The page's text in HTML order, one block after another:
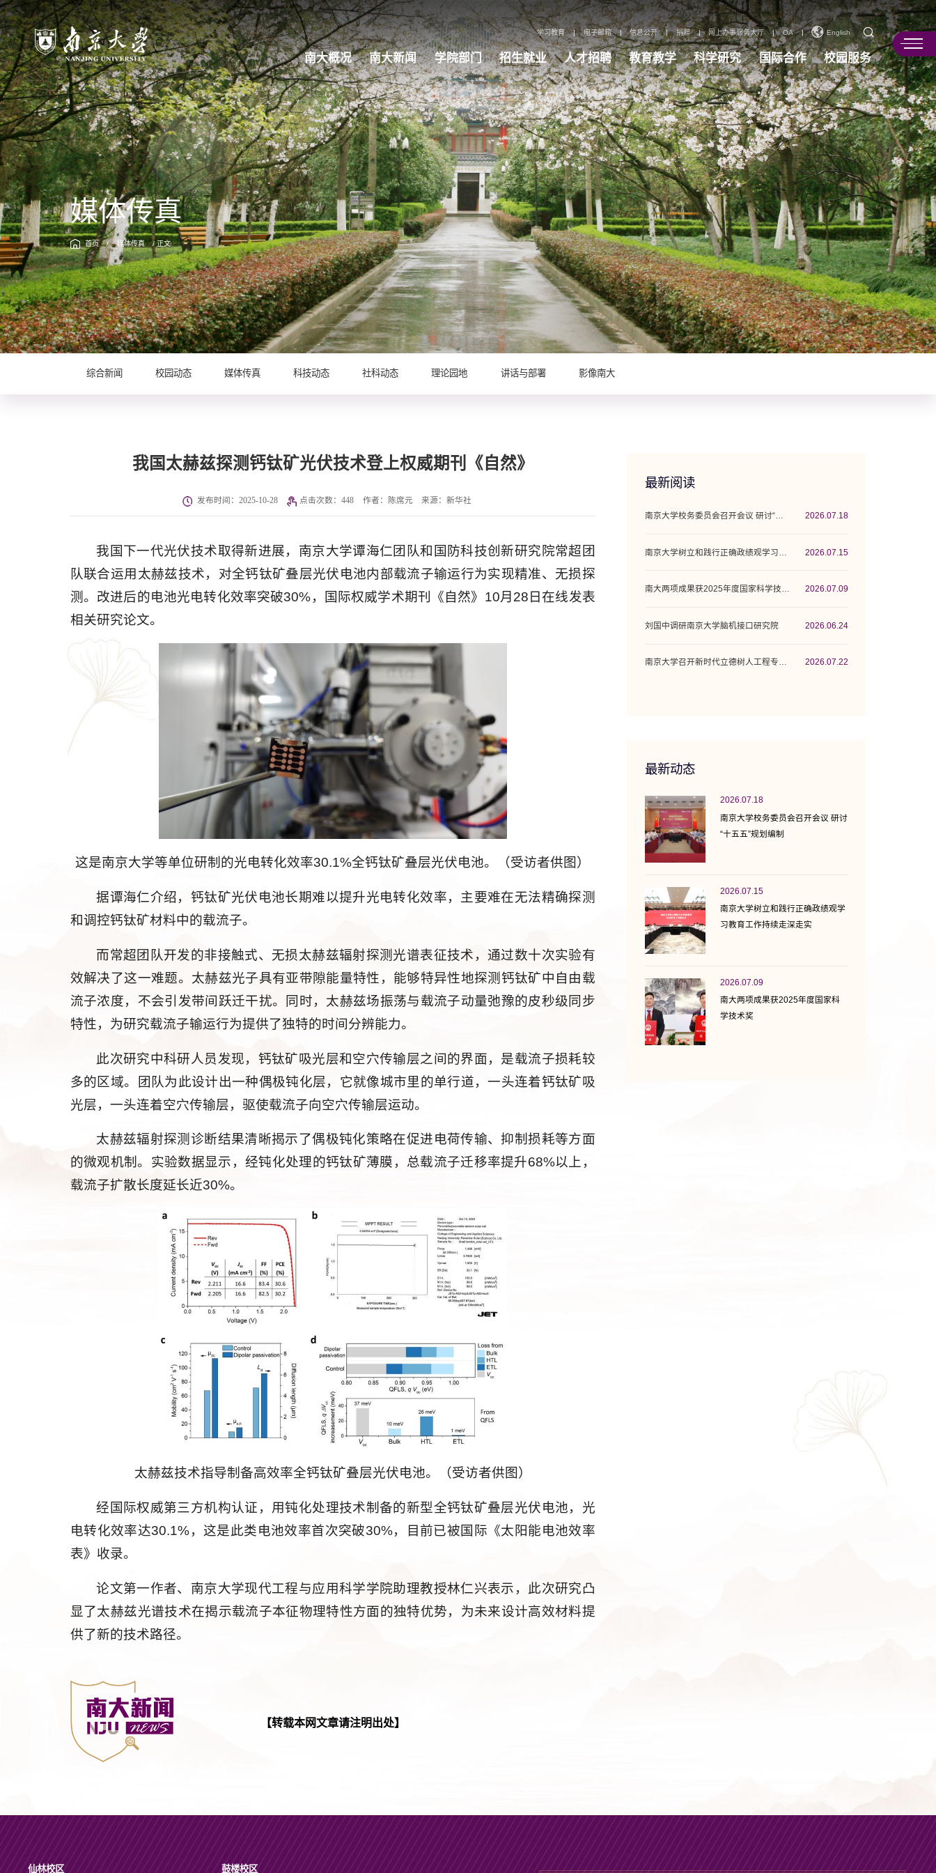
学习教育 | 电子邮箱 | 信息公开 | 捐赠 | 网上办事服务大厅 | OA | English
南大概况 南大新闻 学院部门 招生就业 人才招聘 教育教学 科学研究 国际合作 校园服务
媒体传真
首页 / 媒体传真 / 正文
综合新闻 校园动态 媒体传真 科技动态 社科动态 理论园地 讲话与部署 影像南大
我国太赫兹探测钙钛矿光伏技术登上权威期刊《自然》
发布时间：2025-10-28 点击次数：448 作者：陈席元 来源：新华社
我国下一代光伏技术取得新进展，南京大学谭海仁团队和国防科技创新研究院常超团
队联合运用太赫兹技术，对全钙钛矿叠层光伏电池内部载流子输运行为实现精准、无损探
测。改进后的电池光电转化效率突破30%，国际权威学术期刊《自然》10月28日在线发表
相关研究论文。
这是南京大学等单位研制的光电转化效率30.1%全钙钛矿叠层光伏电池。（受访者供图）
据谭海仁介绍，钙钛矿光伏电池长期难以提升光电转化效率，主要难在无法精确探测
和调控钙钛矿材料中的载流子。
而常超团队开发的非接触式、无损太赫兹辐射探测光谱表征技术，通过数十次实验有
效解决了这一难题。太赫兹光子具有亚带隙能量特性，能够特异性地探测钙钛矿中自由载
流子浓度，不会引发带间跃迁干扰。同时，太赫兹场振荡与载流子动量弛豫的皮秒级同步
特性，为研究载流子输运行为提供了独特的时间分辨能力。
此次研究中科研人员发现，钙钛矿吸光层和空穴传输层之间的界面，是载流子损耗较
多的区域。团队为此设计出一种偶极钝化层，它就像城市里的单行道，一头连着钙钛矿吸
光层，一头连着空穴传输层，驱使载流子向空穴传输层运动。
太赫兹辐射探测诊断结果清晰揭示了偶极钝化策略在促进电荷传输、抑制损耗等方面
的微观机制。实验数据显示，经钝化处理的钙钛矿薄膜，总载流子迁移率提升68%以上，
载流子扩散长度延长近30%。
太赫兹技术指导制备高效率全钙钛矿叠层光伏电池。（受访者供图）
经国际权威第三方机构认证，用钝化处理技术制备的新型全钙钛矿叠层光伏电池，光
电转化效率达30.1%，这是此类电池效率首次突破30%，目前已被国际《太阳能电池效率
表》收录。
论文第一作者、南京大学现代工程与应用科学学院助理教授林仁兴表示，此次研究凸
显了太赫兹光谱技术在揭示载流子本征物理特性方面的独特优势，为未来设计高效材料提
供了新的技术路径。
【转载本网文章请注明出处】
最新阅读
南京大学校务委员会召开会议 研讨“十五五”... 2026.07.18
2026.07.15
2026.07.09
刘国中调研南京大学脑机接口研究院 2026.06.24
2026.07.22
最新动态
2026.07.18
南京大学校务委员会召开会议 研讨
“十五五”规划编制
2026.07.15
南京大学树立和践行正确政绩观学
习教育工作持续走深走实
2026.07.09
南大两项成果获2025年度国家科
学技术奖
仙林校区 鼓楼校区